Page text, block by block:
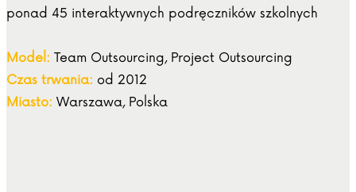
ponad 45 interaktywnych podręczników szkolnych
Model: Team Outsourcing, Project Outsourcing
Czas trwania: od 2012
Miasto: Warszawa, Polska